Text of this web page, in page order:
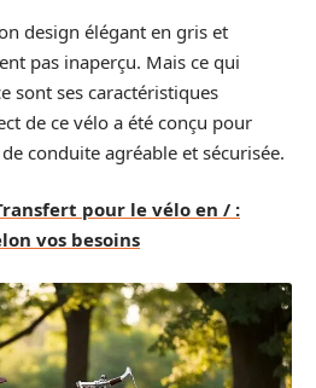
design élégant en gris et
pas inaperçu. Mais ce qui
sont ses caractéristiques
de ce vélo a été conçu pour
conduite agréable et sécurisée.
pour le vélo en / :
vos besoins